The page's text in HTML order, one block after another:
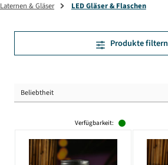
Laternen & Gläser LED Gläser & Flaschen
Produkte filtern
Verfügbarkeit: